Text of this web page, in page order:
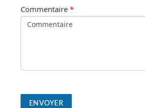
Commentaire *